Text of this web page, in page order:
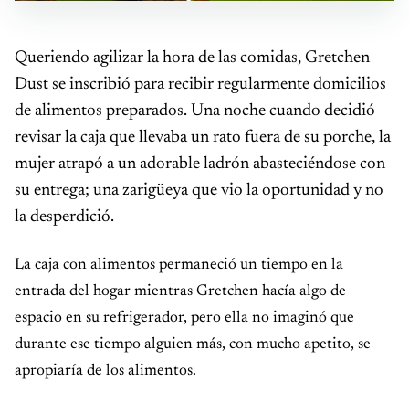
Queriendo agilizar la hora de las comidas, Gretchen
Dust se inscribió para recibir regularmente domicilios
de alimentos preparados. Una noche cuando decidió
revisar la caja que llevaba un rato fuera de su porche, la
mujer atrapó a un adorable ladrón abasteciéndose con
su entrega; una zarigüeya que vio la oportunidad y no
la desperdició.
La caja con alimentos permaneció un tiempo en la
entrada del hogar mientras Gretchen hacía algo de
espacio en su refrigerador, pero ella no imaginó que
durante ese tiempo alguien más, con mucho apetito, se
apropiaría de los alimentos.